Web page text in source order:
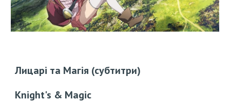
Лицарі та Магія (субтитри)
Knight's & Magic